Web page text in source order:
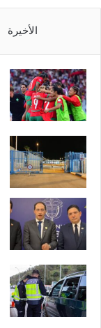
الأخيرة